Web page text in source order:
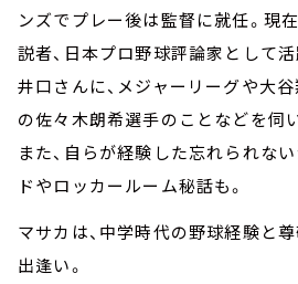
ンズでプレー後は監督に就任。現
説者、日本プロ野球評論家として
井口さんに、メジャーリーグや大谷
の佐々木朗希選手のことなどを伺
また、自らが経験した忘れられな
ドやロッカールーム秘話も。
マサカは、中学時代の野球経験と
出逢い。